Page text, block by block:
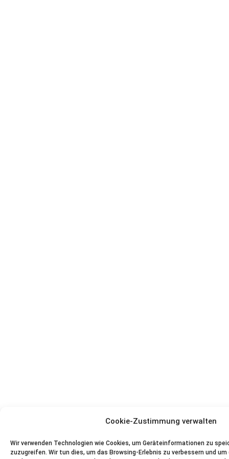
Cookie-Zustimmung verwalten
Wir verwenden Technologien wie Cookies, um Geräteinformationen zu
zuzugreifen. Wir tun dies, um das Browsing-Erlebnis zu verbessern und